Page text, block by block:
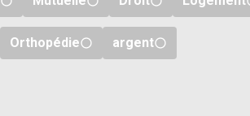
Orthopédie argent